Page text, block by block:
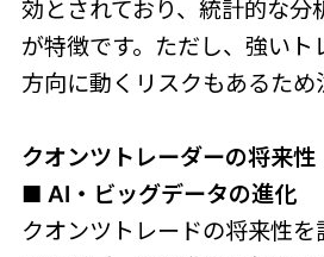
効とされており、統計的な分
が特徴です。ただし、強いト
方向に動くリスクもあるため
クオンツトレーダーの将来性
■ AI・ビッグデータの進化
クオンツトレードの将来性を